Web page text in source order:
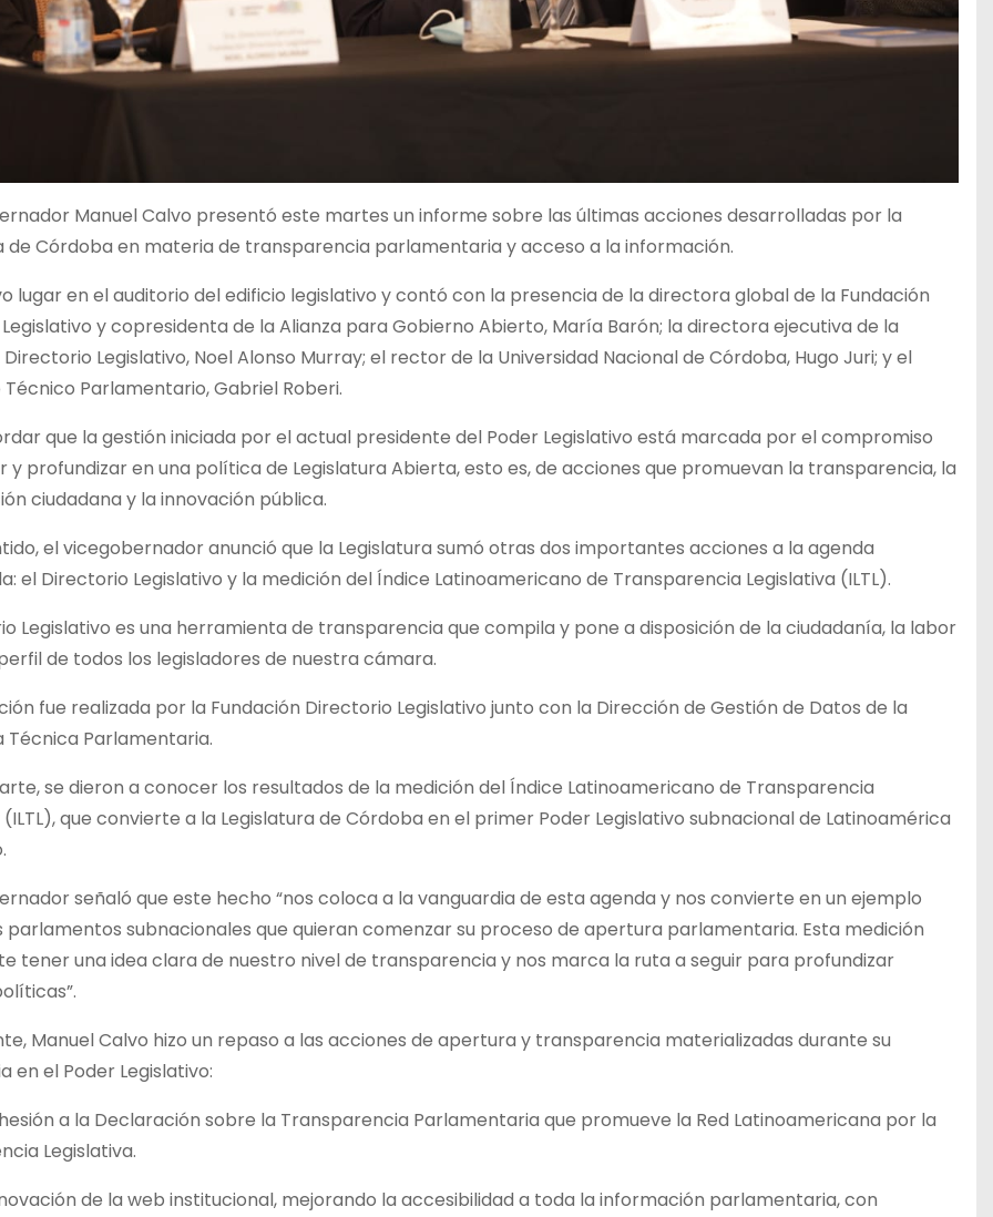
Manuel Calvo presentó este martes un informe sobre las últimas acciones desarrolladas por la
de Córdoba en materia de transparencia parlamentaria y acceso a la información.
lugar en el auditorio del edificio legislativo y contó con la presencia de la directora global de la Fundación
y copresidenta de la Alianza para Gobierno Abierto, María Barón; la directora ejecutiva de la
Legislativo, Noel Alonso Murray; el rector de la Universidad Nacional de Córdoba, Hugo Juri; y el
Parlamentario, Gabriel Roberi.
que la gestión iniciada por el actual presidente del Poder Legislativo está marcada por el compromiso
y profundizar en una política de Legislatura Abierta, esto es, de acciones que promuevan la transparencia, la
ciudadana y la innovación pública.
el vicegobernador anunció que la Legislatura sumó otras dos importantes acciones a la agenda
el Directorio Legislativo y la medición del Índice Latinoamericano de Transparencia Legislativa (ILTL).
Legislativo es una herramienta de transparencia que compila y pone a disposición de la ciudadanía, la labor
de todos los legisladores de nuestra cámara.
fue realizada por la Fundación Directorio Legislativo junto con la Dirección de Gestión de Datos de la
Técnica Parlamentaria.
se dieron a conocer los resultados de la medición del Índice Latinoamericano de Transparencia
(ILTL), que convierte a la Legislatura de Córdoba en el primer Poder Legislativo subnacional de Latinoamérica
señaló que este hecho “nos coloca a la vanguardia de esta agenda y nos convierte en un ejemplo
subnacionales que quieran comenzar su proceso de apertura parlamentaria. Esta medición
tener una idea clara de nuestro nivel de transparencia y nos marca la ruta a seguir para profundizar
Manuel Calvo hizo un repaso a las acciones de apertura y transparencia materializadas durante su
en el Poder Legislativo:
a la Declaración sobre la Transparencia Parlamentaria que promueve la Red Latinoamericana por la
Legislativa.
de la web institucional, mejorando la accesibilidad a toda la información parlamentaria, con